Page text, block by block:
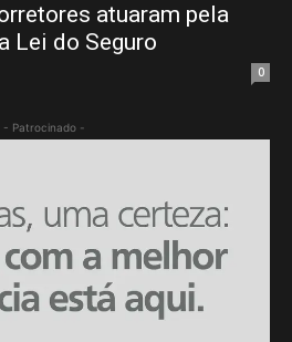
atuaram pela
Lei do Seguro
0
- Patrocinado -